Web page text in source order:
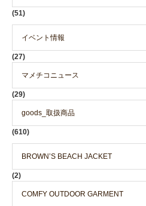
(51)
イベント情報
(27)
マメチコニュース
(29)
goods_取扱商品
(610)
BROWN’S BEACH JACKET
(2)
COMFY OUTDOOR GARMENT